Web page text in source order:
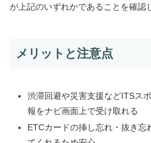
が上記のいずれかであることを確認
メリットと注意点
渋滞回避や災害支援などITSス
報をナビ画面上で受け取れる
ETCカードの挿し忘れ・抜き忘